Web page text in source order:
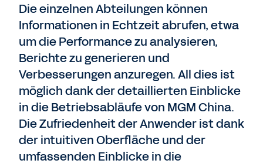
Die einzelnen Abteilungen können
Informationen in Echtzeit abrufen, etwa
um die Performance zu analysieren,
Berichte zu generieren und
Verbesserungen anzuregen. All dies ist
möglich dank der detaillierten Einblicke
in die Betriebsabläufe von MGM China.
Die Zufriedenheit der Anwender ist dank
der intuitiven Oberfläche und der
umfassenden Einblicke in die